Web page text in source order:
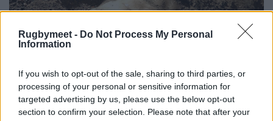
Rugbymeet - Do Not Process My Personal
Information
If you wish to opt-out of the sale, sharing to third parties, or
processing of your personal or sensitive information for
targeted advertising by us, please use the below opt-out
section to confirm your selection. Please note that after your